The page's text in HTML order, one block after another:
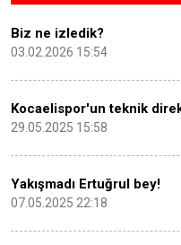
Biz ne izledik?
03.02.2026 15:54
Kocaelispor'un teknik
29.05.2025 15:58
Yakışmadı Ertuğrul bey!
07.05.2025 22:18